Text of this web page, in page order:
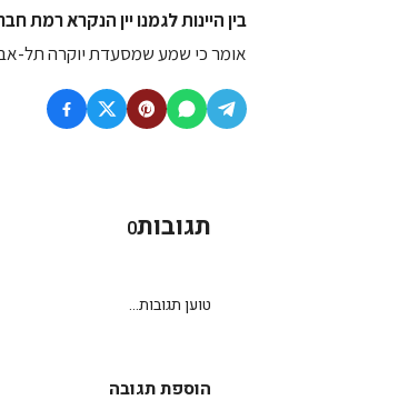
בין היינות לגמנו יין הנקרא רמת
אומר כי שמע שמסעדת יוקרה תל-
תגובות0
טוען תגובות...
הוספת תגובה